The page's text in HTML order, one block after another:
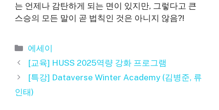
는 언제나 감탄하게 되는 면이 있지만, 그렇다고 큰
스승의 모든 말이 곧 법칙인 것은 아니지 않음?!
카
테
고
리
에세이
[교육] HUSS 2025역량 강화 프로그램
[특강] Dataverse Winter Academy (김병준, 류
인태)